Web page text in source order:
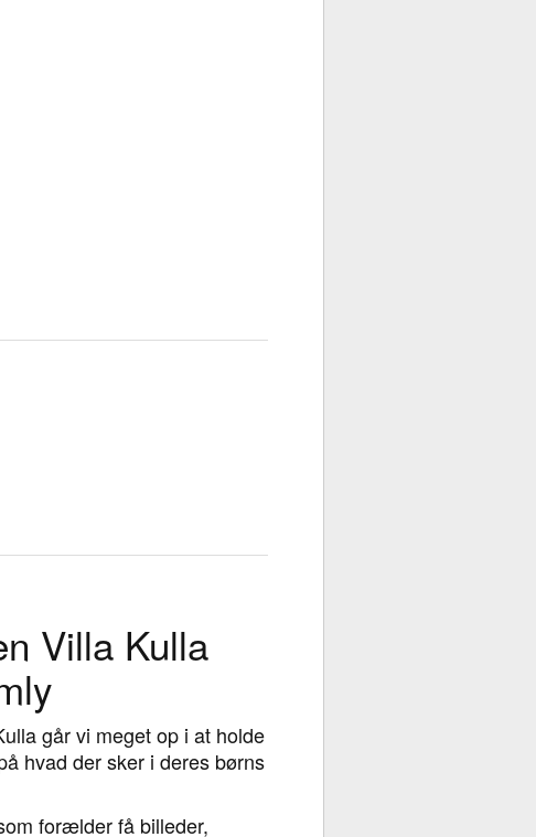
Villa Kulla
går vi meget op i at holde
hvad der sker i deres børns
forælder få billeder,